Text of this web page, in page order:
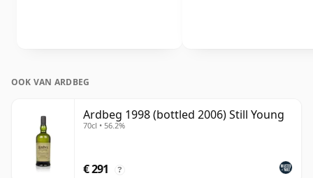
OOK VAN ARDBEG
Ardbeg 1998 (bottled 2006) Still Young
70cl • 56.2%
€ 291 ?